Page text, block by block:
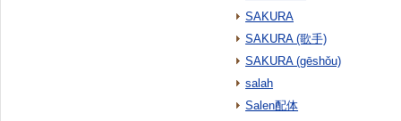
SAKURA
SAKURA (歌手)
SAKURA (gēshǒu)
salah
Salen配体